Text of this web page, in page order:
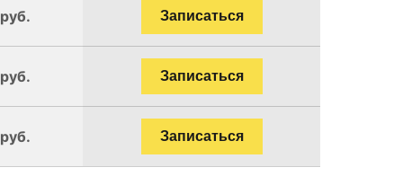
Записаться
Записаться
Записаться